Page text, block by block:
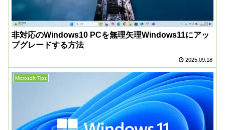
非対応のWindows10 PCを無理矢理Windows11にアッ
プグレードする方法
2025.09.18
Microsoft Tips